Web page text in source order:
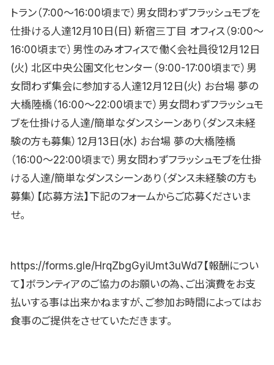
トラン（7:00〜16:00頃まで）男女問わずフラッシュモブを
仕掛ける人達12月10日(日) 新宿三丁目 オフィス（9:00〜
16:00頃まで）男性のみオフィスで働く会社員役12月12日
(火) 北区中央公園文化センター（9:00-17:00頃まで）男
女問わず集会に参加する人達12月12日(火) お台場 夢の
大橋陸橋（16:00〜22:00頃まで）男女問わずフラッシュモ
ブを仕掛ける人達/簡単なダンスシーンあり（ダンス未経
験の方も募集）12月13日(水) お台場 夢の大橋陸橋
（16:00〜22:00頃まで）男女問わずフラッシュモブを仕掛
ける人達/簡単なダンスシーンあり（ダンス未経験の方も
募集）【応募方法】下記のフォームからご応募くださいま
せ。
https://forms.gle/HrqZbgGyiUmt3uWd7【報酬につい
て】ボランティアのご協力のお願いの為、ご出演費をお支
払いする事は出来かねますが、ご参加お時間によってはお
食事のご提供をさせていただきます。